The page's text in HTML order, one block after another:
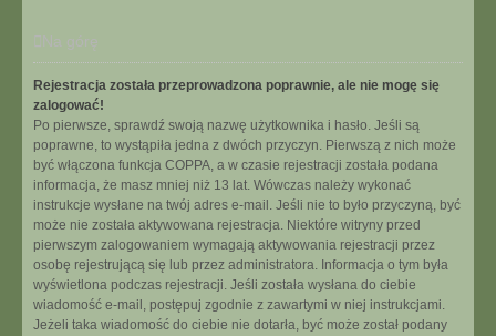
Na górę
Rejestracja została przeprowadzona poprawnie, ale nie mogę się
zalogować!
Po pierwsze, sprawdź swoją nazwę użytkownika i hasło. Jeśli są
poprawne, to wystąpiła jedna z dwóch przyczyn. Pierwszą z nich może
być włączona funkcja COPPA, a w czasie rejestracji została podana
informacja, że masz mniej niż 13 lat. Wówczas należy wykonać
instrukcje wysłane na twój adres e-mail. Jeśli nie to było przyczyną, być
może nie została aktywowana rejestracja. Niektóre witryny przed
pierwszym zalogowaniem wymagają aktywowania rejestracji przez
osobę rejestrującą się lub przez administratora. Informacja o tym była
wyświetlona podczas rejestracji. Jeśli została wysłana do ciebie
wiadomość e-mail, postępuj zgodnie z zawartymi w niej instrukcjami.
Jeżeli taka wiadomość do ciebie nie dotarła, być może został podany